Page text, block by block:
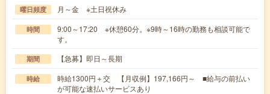
曜日頻度 月～金 ※土日祝休み
時間
9:00～17:20 ※休憩60分。※9時～16時の勤務も相談可能で
す。
期間 【急募】即日～長期
時給
時給1300円＋交 【月収例】197,166円～ ■給与の前払い
が可能な速払いサービスあり